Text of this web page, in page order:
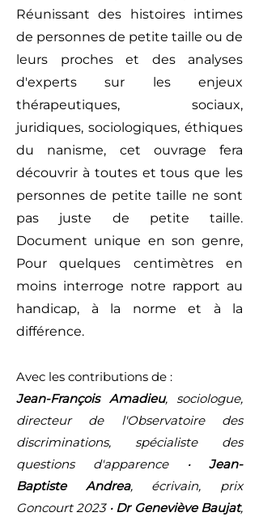
Réunissant des histoires intimes
de personnes de petite taille ou de
leurs proches et des analyses
d'experts sur les enjeux
thérapeutiques, sociaux,
juridiques, sociologiques, éthiques
du nanisme, cet ouvrage fera
découvrir à toutes et tous que les
personnes de petite taille ne sont
pas juste de petite taille.
Document unique en son genre,
Pour quelques centimètres en
moins interroge notre rapport au
handicap, à la norme et à la
différence.
Avec les contributions de :
Jean-François Amadieu, sociologue,
directeur de l'Observatoire des
discriminations, spécialiste des
questions d'apparence • Jean-
Baptiste Andrea, écrivain, prix
Goncourt 2023 • Dr Geneviève Baujat,